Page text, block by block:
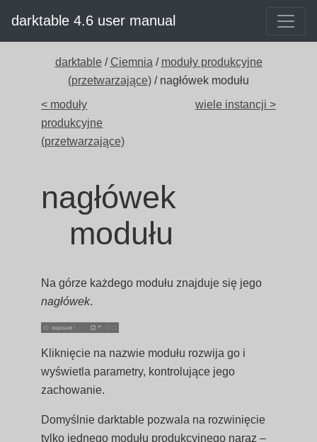
darktable 4.6 user manual
darktable / Ciemnia / moduły produkcyjne
(przetwarzające) / nagłówek modułu
< moduły
produkcyjne
(przetwarzające)
wiele instancji >
nagłówek
modułu
Na górze każdego modułu znajduje się jego
nagłówek.
Kliknięcie na nazwie modułu rozwija go i
wyświetla parametry, kontrolujące jego
zachowanie.
Domyślnie darktable pozwala na rozwinięcie
tylko jednego modułu produkcyjnego naraz –